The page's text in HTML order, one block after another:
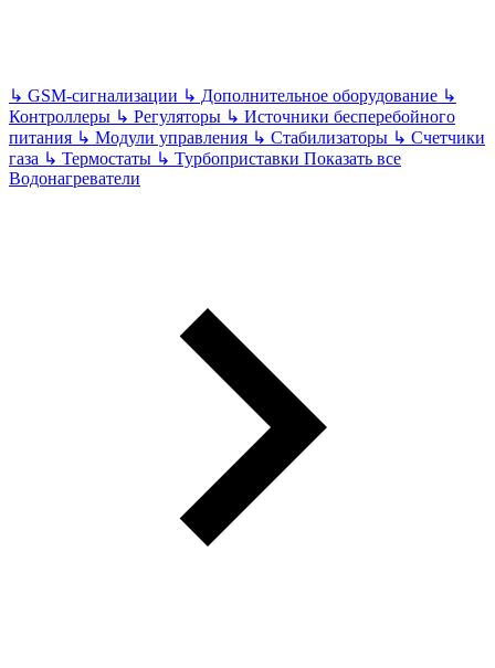
↳ GSM-сигнализации ↳ Дополнительное оборудование ↳
Контроллеры ↳ Регуляторы ↳ Источники бесперебойного
питания ↳ Модули управления ↳ Стабилизаторы ↳ Счетчики
газа ↳ Термостаты ↳ Турбоприставки Показать все
Водонагреватели